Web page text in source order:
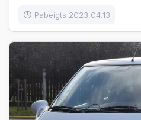
Pabeigts 2023.04.13